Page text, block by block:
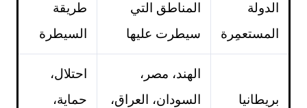
الدولة
المستعمِرة
المناطق التي
سيطرت عليها
طريقة
السيطرة
بريطانيا
الهند، مصر،
السودان، العراق،
احتلال،
حماية،